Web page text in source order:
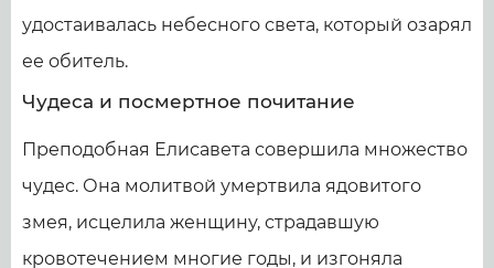
удостаивалась небесного света, который озарял
ее обитель.
Чудеса и посмертное почитание
Преподобная Елисавета совершила множество
чудес. Она молитвой умертвила ядовитого
змея, исцелила женщину, страдавшую
кровотечением многие годы, и изгоняла